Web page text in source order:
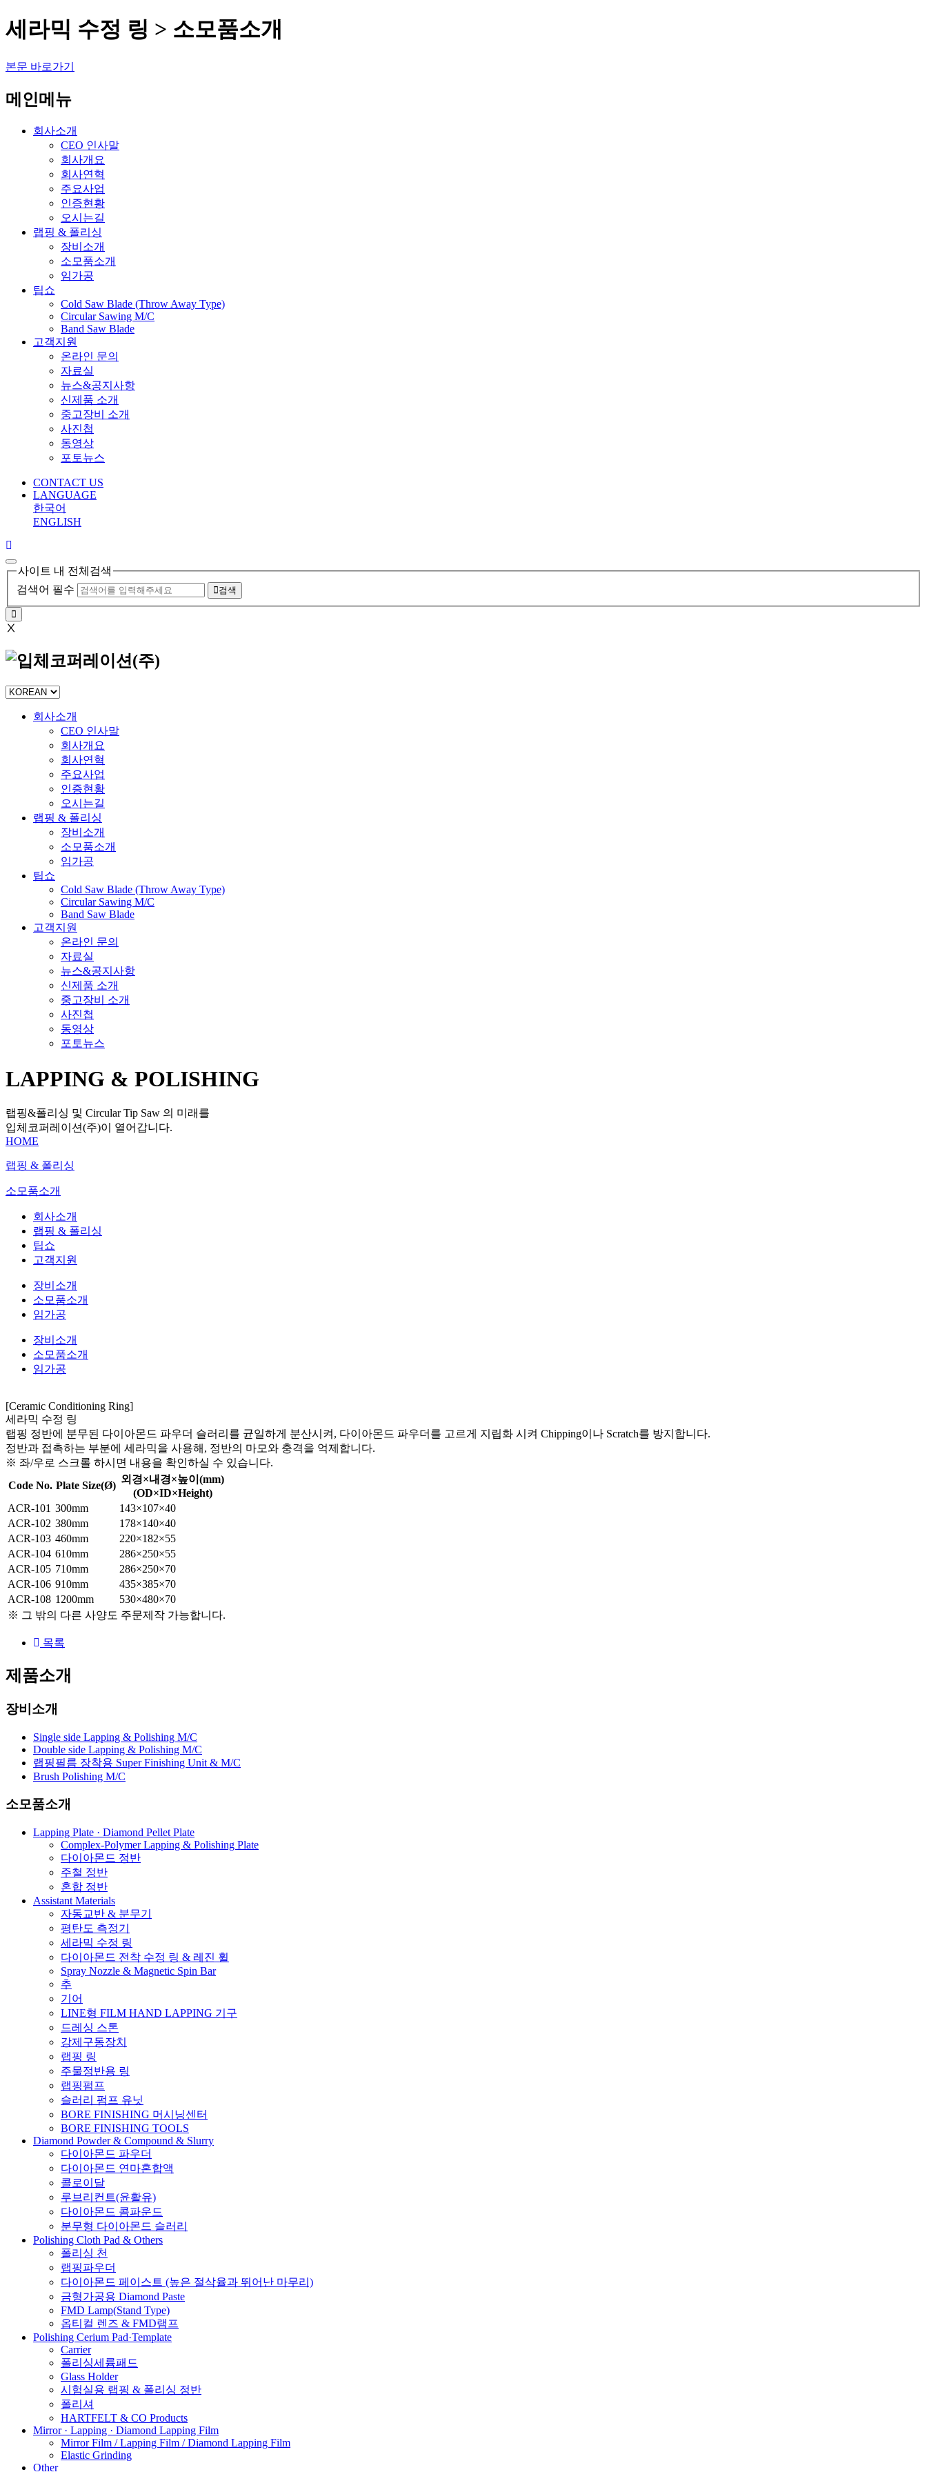
세라믹 수정 링 > 소모품소개
본문 바로가기
메인메뉴
회사소개
CEO 인사말
회사개요
회사연혁
주요사업
인증현황
오시는길
랩핑 & 폴리싱
장비소개
소모품소개
임가공
팁쇼
Cold Saw Blade (Throw Away Type)
Circular Sawing M/C
Band Saw Blade
고객지원
온라인 문의
자료실
뉴스&공지사항
신제품 소개
중고장비 소개
사진첩
동영상
포토뉴스
CONTACT US
LANGUAGE
한국어
ENGLISH
사이트 내 전체검색
검색어 필수
검색
Ⅹ
회사소개
CEO 인사말
회사개요
회사연혁
주요사업
인증현황
오시는길
랩핑 & 폴리싱
장비소개
소모품소개
임가공
팁쇼
Cold Saw Blade (Throw Away Type)
Circular Sawing M/C
Band Saw Blade
고객지원
온라인 문의
자료실
뉴스&공지사항
신제품 소개
중고장비 소개
사진첩
동영상
포토뉴스
LAPPING & POLISHING
랩핑&폴리싱 및 Circular Tip Saw 의 미래를
입체코퍼레이션(주)이 열어갑니다.
HOME
랩핑 & 폴리싱
소모품소개
회사소개
랩핑 & 폴리싱
팁쇼
고객지원
장비소개
소모품소개
임가공
장비소개
소모품소개
임가공
[Ceramic Conditioning Ring]
세라믹 수정 링
랩핑 정반에 분무된 다이아몬드 파우더 슬러리를 균일하게 분산시켜, 다이아몬드 파우더를 고르게 지립화 시켜 Chipping이나 Scratch를 방지합니다.
정반과 접촉하는 부분에 세라믹을 사용해, 정반의 마모와 충격을 억제합니다.
※ 좌/우로 스크롤 하시면 내용을 확인하실 수 있습니다.
Code No. Plate Size(Ø)
외경×내경×높이(mm)
(OD×ID×Height)
ACR-101 300mm
143×107×40
ACR-102 380mm
178×140×40
ACR-103 460mm
220×182×55
ACR-104 610mm
286×250×55
ACR-105 710mm
286×250×70
ACR-106 910mm
435×385×70
ACR-108 1200mm
530×480×70
※ 그 밖의 다른 사양도 주문제작 가능합니다.
목록
제품소개
장비소개
Single side Lapping & Polishing M/C
Double side Lapping & Polishing M/C
랩핑필름 장착용 Super Finishing Unit & M/C
Brush Polishing M/C
소모품소개
Lapping Plate · Diamond Pellet Plate
Complex-Polymer Lapping & Polishing Plate
다이아몬드 정반
주철 정반
혼합 정반
Assistant Materials
자동교반 & 분무기
평탄도 측정기
세라믹 수정 링
다이아몬드 전착 수정 링 & 레진 휠
Spray Nozzle & Magnetic Spin Bar
추
기어
LINE형 FILM HAND LAPPING 기구
드레싱 스톤
강제구동장치
랩핑 링
주물정반용 링
랩핑펌프
슬러리 펌프 유닛
BORE FINISHING 머시닝센터
BORE FINISHING TOOLS
Diamond Powder & Compound & Slurry
다이아몬드 파우더
다이아몬드 연마혼합액
콜로이달
루브리컨트(윤활유)
다이아몬드 콤파운드
분무형 다이아몬드 슬러리
Polishing Cloth Pad & Others
폴리싱 천
랩핑파우더
다이아몬드 페이스트 (높은 절삭율과 뛰어난 마무리)
금형가공용 Diamond Paste
FMD Lamp(Stand Type)
옵티컬 렌즈 & FMD램프
Polishing Cerium Pad·Template
Carrier
폴리싱세륨패드
Glass Holder
시험실용 랩핑 & 폴리싱 정반
폴리셔
HARTFELT & CO Products
Mirror · Lapping · Diamond Lapping Film
Mirror Film / Lapping Film / Diamond Lapping Film
Elastic Grinding
Other